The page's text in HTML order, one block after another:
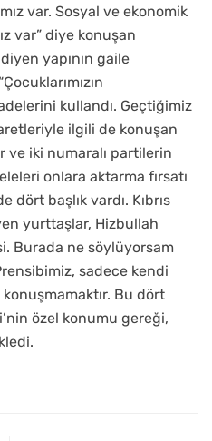
var. Sosyal ve ekonomik
var” diye konuşan
yapının gaile
kullandı. Geçtiğimiz
ilgili de konuşan
ve iki numaralı partilerin
onlara aktarma fırsatı
dört başlık vardı. Kıbrıs
yurttaşlar, Hizbullah
Burada ne söylüyorsam
sadece kendi
Bu dört
özel konumu gereği,